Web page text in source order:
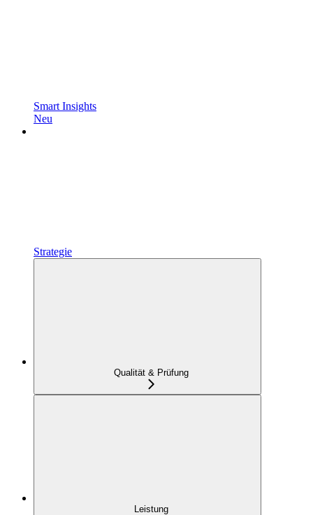
Smart Insights
Neu
Strategie
Qualität & Prüfung
Leistung